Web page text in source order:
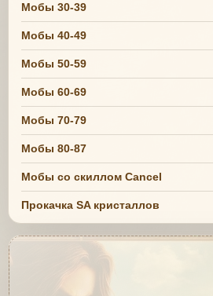
Мобы 30-39
Мобы 40-49
Мобы 50-59
Мобы 60-69
Мобы 70-79
Мобы 80-87
Мобы со скиллом Cancel
Прокачка SA кристаллов